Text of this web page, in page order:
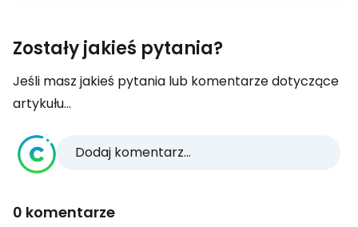
Zostały jakieś pytania?
Jeśli masz jakieś pytania lub komentarze dotyczące
artykułu...
Dodaj komentarz...
0 komentarze